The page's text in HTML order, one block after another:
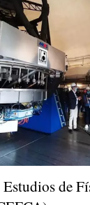
de